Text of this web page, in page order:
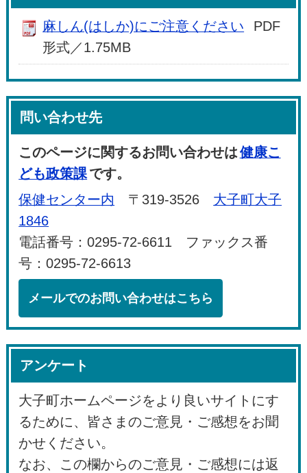
麻しん(はしか)にご注意ください
PDF
形式／1.75MB
問い合わせ先
このページに関するお問い合わせは健康こ
ども政策課です。
保健センター内 〒319-3526 大子町大子
1846
電話番号：0295-72-6611 ファックス番
号：0295-72-6613
メールでのお問い合わせはこちら
アンケート
大子町ホームページをより良いサイトにす
るために、皆さまのご意見・ご感想をお聞
かせください。
なお、この欄からのご意見・ご感想には返